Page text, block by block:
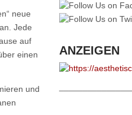
neue
Jede
auf
einen
und
ANZEIGEN